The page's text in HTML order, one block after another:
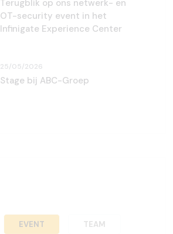
Terugblik op ons netwerk- en
OT-security event in het
Infinigate Experience Center
25/05/2026
Stage bij ABC-Groep
EVENT TEAM